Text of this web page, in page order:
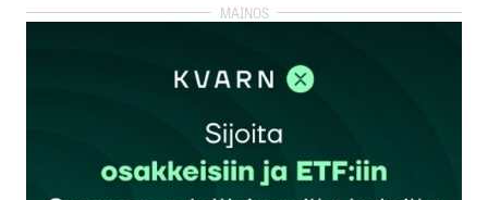
kirjautua
rekisteröityä